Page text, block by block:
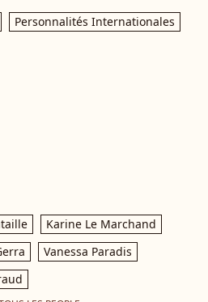
Personnalités Internationales
Karine Le Marchand
Vanessa Paradis